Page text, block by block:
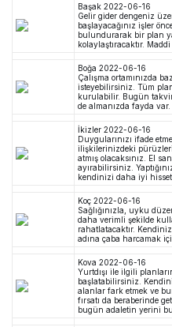
Başak 2022-06-16
Gelir gider dengeniz
başlayacağınız işler
bulundurarak bir plan
kolaylaştıracaktır.
Boğa 2022-06-16
Çalışma ortamınızda
isteyebilirsiniz. Tüm
kurulabilir. Bugün
de almanızda fayda var.
İkizler 2022-06-16
Duygularınızı ifade
ilişkilerinizdeki
atmış olacaksınız. El
ayırabilirsiniz.
kendinizi daha iyi
Koç 2022-06-16
Sağlığınızla, uyku
daha verimli şekilde
rahatlatacaktır.
adına çaba harcamak
Kova 2022-06-16
Yurtdışı ile ilgili
başlatabilirsiniz.
alanlar fark etmek ve
fırsatı da beraberinde
bugün adaletin yerini